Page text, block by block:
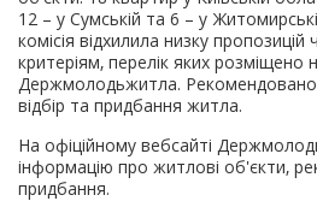
12 – у Сумській та 6 – у
комісія відхилила низку пропозицій
критеріям, перелік яких розміщено
Держмолодьжитла.
відбір та придбання житла.
На офіційному вебсайті
інформацію про житлові об'єкти,
придбання.